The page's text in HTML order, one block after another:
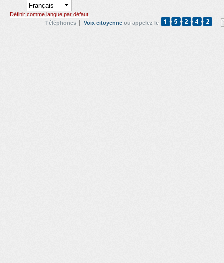
Définir comme langue par défaut
Téléphones
Voix citoyenne ou appelez le